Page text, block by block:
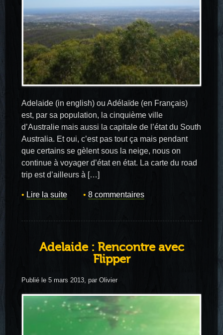
Adelaide (in english) ou Adélaïde (en Français)
est, par sa population, la cinquième ville
d’Australie mais aussi la capitale de l’état du South
Australia. Et oui, c’est pas tout ça mais pendant
que certains se gèlent sous la neige, nous on
continue à voyager d’état en état. La carte du road
trip est d’ailleurs à […]
Lire la suite 8 commentaires
Adelaide : Rencontre avec
Flipper
Publié le 5 mars 2013, par Olivier